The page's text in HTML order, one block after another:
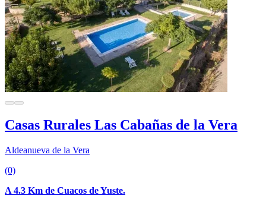
Casas Rurales Las Cabañas de la Vera
Aldeanueva de la Vera
(0)
A 4.3 Km de Cuacos de Yuste.